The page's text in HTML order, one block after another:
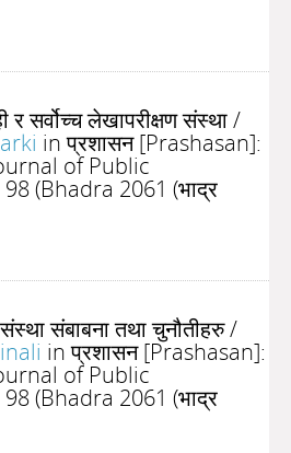
र सर्वोच्च लेखापरीक्षण संस्था/
in प्रशासन [Prashasan]:
of Public
(Bhadra 2061 (भाद्र
संबाबना तथा चुनौतीहरु/
in प्रशासन [Prashasan]:
of Public
(Bhadra 2061 (भाद्र